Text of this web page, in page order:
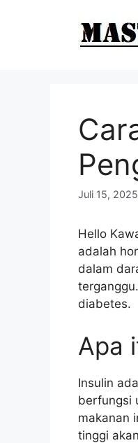
Juli 15, 2025
Hello
adalah
dalam
diabetes.
Apa
Insulin
berfungsi
makanan
tinggi